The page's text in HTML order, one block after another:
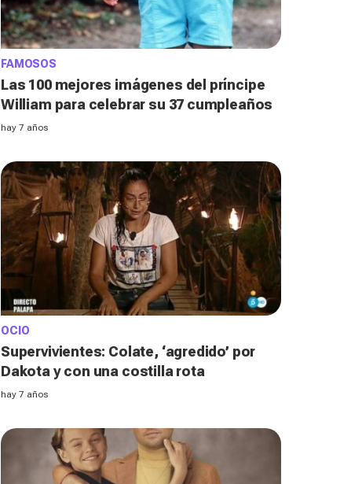
FAMOSOS
Las 100 mejores imágenes del príncipe
William para celebrar su 37 cumpleaños
hay 7 años
OCIO
Supervivientes: Colate, ‘agredido’ por
Dakota y con una costilla rota
hay 7 años